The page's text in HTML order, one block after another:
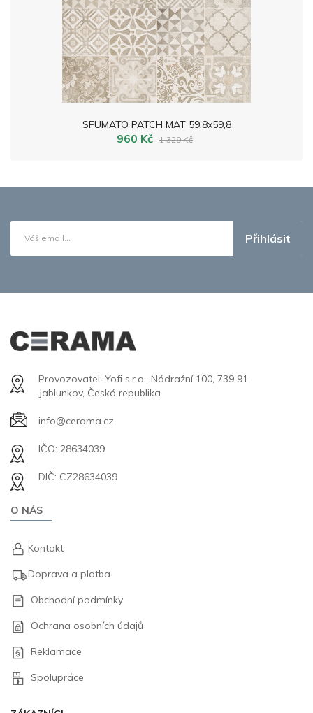
SFUMATO PATCH MAT 59,8x59,8
960 Kč 1 329 Kč
Přihlásit
Provozovatel: Yofi s.r.o., Nádražní 100, 739 91
Jablunkov, Česká republika
info@cerama.cz
IČO: 28634039
DIČ: CZ28634039
O NÁS
Kontakt
Doprava a platba
Obchodní podmínky
Ochrana osobních údajů
Reklamace
Spolupráce